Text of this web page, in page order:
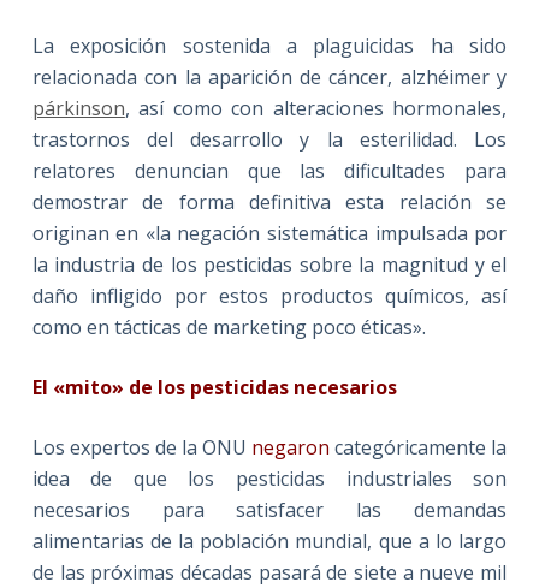
La exposición sostenida a plaguicidas ha sido
relacionada con la aparición de cáncer, alzhéimer y
párkinson, así como con alteraciones hormonales,
trastornos del desarrollo y la esterilidad. Los
relatores denuncian que las dificultades para
demostrar de forma definitiva esta relación se
originan en «la negación sistemática impulsada por
la industria de los pesticidas sobre la magnitud y el
daño infligido por estos productos químicos, así
como en tácticas de marketing poco éticas».
El «mito» de los pesticidas necesarios
Los expertos de la ONU negaron categóricamente la
idea de que los pesticidas industriales son
necesarios para satisfacer las demandas
alimentarias de la población mundial, que a lo largo
de las próximas décadas pasará de siete a nueve mil